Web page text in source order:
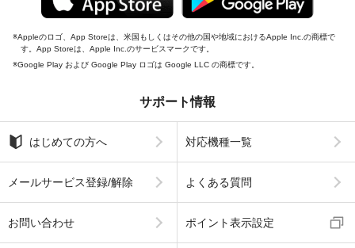
Appleのロゴ、App Storeは、米国もしくはその他の国や地域におけるApple Inc.の商標で
す。App Storeは、Apple Inc.のサービスマークです。
Google Play および Google Play ロゴは Google LLC の商標です。
サポート情報
はじめての方へ 対応機種一覧
メールサービス登録/解除 よくある質問
お問い合わせ ポイント表示設定